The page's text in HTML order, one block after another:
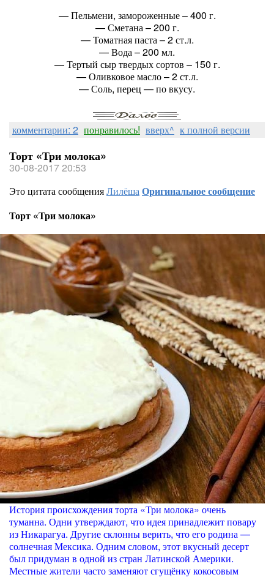
— Пельмени, замороженные – 400 г.
— Сметана – 200 г.
— Томатная паста – 2 ст.л.
— Вода – 200 мл.
— Тертый сыр твердых сортов – 150 г.
— Оливковое масло – 2 ст.л.
— Соль, перец — по вкусу.
комментарии: 2 понравилось! вверх^ к полной версии
Торт «Три молока»
30-08-2017 20:53
Это цитата сообщенияЛилёшаОригинальное сообщение
Торт «Три молока»
История происхождения торта «Три молока» очень
туманна. Одни утверждают, что идея принадлежит повару
из Никарагуа. Другие склонны верить, что его родина —
солнечная Мексика. Одним словом, этот вкусный десерт
был придуман в одной из стран Латинской Америки.
Местные жители часто заменяют сгущёнку кокосовым